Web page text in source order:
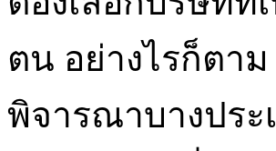
ตน อย่างไรก็ตา
พิจารณาบางประ